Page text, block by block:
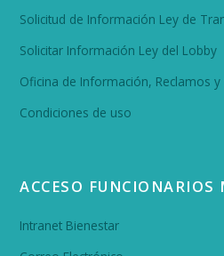
Solicitud de Información Ley de
Solicitar Información Ley del Lobby
Oficina de Información, Reclamos y
Condiciones de uso
ACCESO FUNCIONARIOS
Intranet Bienestar